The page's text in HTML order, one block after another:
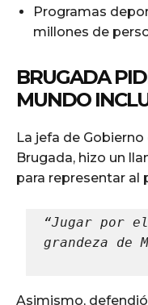
Programas
millones de
BRUGADA
MUNDO
La jefa de
Brugada, hizo un
para representar al
“Jugar por
grandeza de
Asimismo,